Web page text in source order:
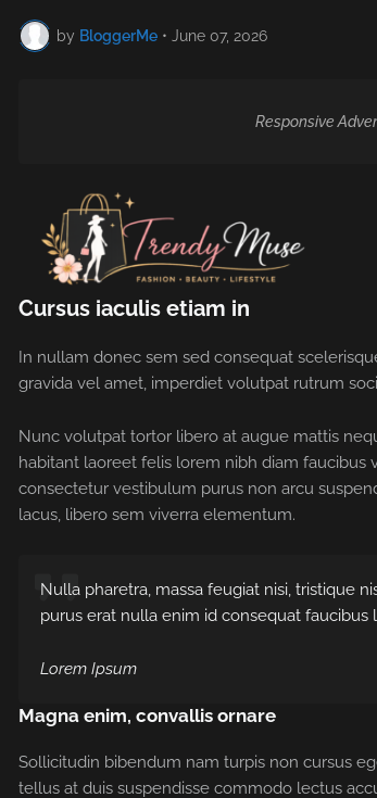
by BloggerMe • June 07, 2026
Responsive
Cursus iaculis etiam in
In nullam donec sem sed consequat
gravida vel amet, imperdiet volutpat rutrum
Nunc volutpat tortor libero at augue mattis
habitant laoreet felis lorem nibh diam faucibus
consectetur vestibulum purus non arcu
lacus, libero sem viverra elementum.
Nulla pharetra, massa feugiat nisi, tristique
purus erat nulla enim id consequat
Lorem Ipsum
Magna enim, convallis ornare
Sollicitudin bibendum nam turpis non cursus
tellus at duis suspendisse commodo lectus